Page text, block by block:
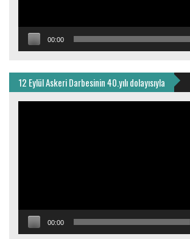
00:00
12 Eylül Askeri Darbesinin 40.yılı dolayısıyla
00:00